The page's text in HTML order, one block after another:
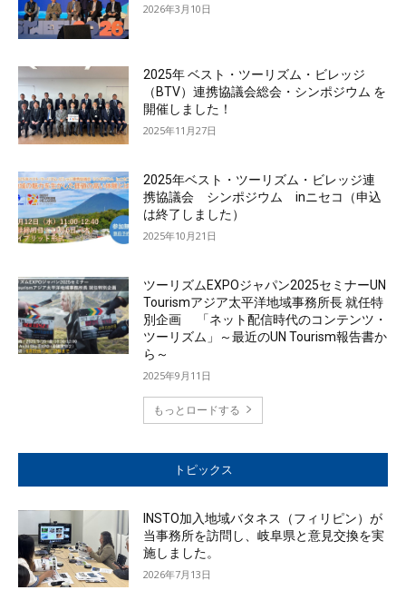
2026年3月10日
2025年 ベスト・ツーリズム・ビレッジ
（BTV）連携協議会総会・シンポジウム を
開催しました！
2025年11月27日
2025年ベスト・ツーリズム・ビレッジ連
携協議会 シンポジウム inニセコ（申込
は終了しました）
2025年10月21日
ツーリズムEXPOジャパン2025セミナーUN
Tourismアジア太平洋地域事務所長 就任特
別企画 「ネット配信時代のコンテンツ・
ツーリズム」～最近のUN Tourism報告書か
ら～
2025年9月11日
もっとロードする
トピックス
INSTO加入地域バタネス（フィリピン）が
当事務所を訪問し、岐阜県と意見交換を実
施しました。
2026年7月13日